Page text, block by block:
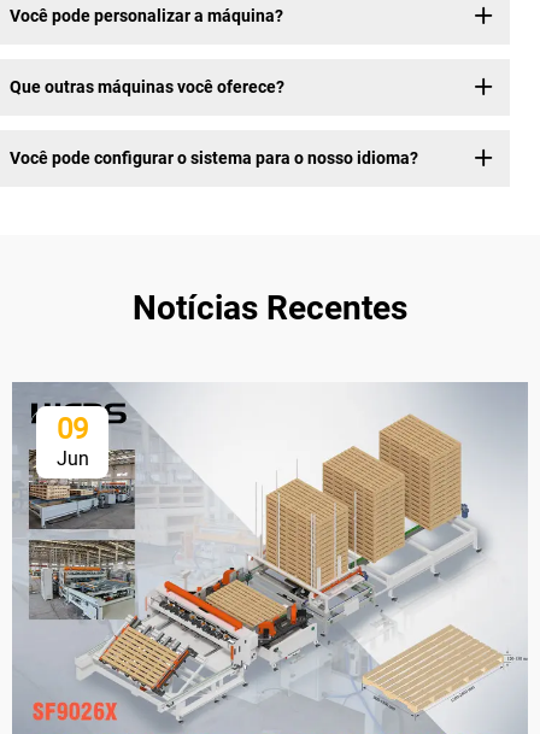
Você pode personalizar a máquina?
Que outras máquinas você oferece?
Você pode configurar o sistema para o nosso idioma?
Notícias Recentes
09
Jun